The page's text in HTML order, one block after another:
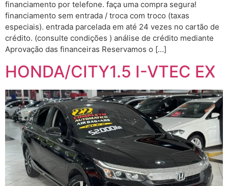
financiamento por telefone. faça uma compra segura!
financiamento sem entrada / troca com troco (taxas
especiais). entrada parcelada em até 24 vezes no cartão de
crédito. (consulte condições ) análise de crédito mediante
Aprovação das financeiras Reservamos o […]
HONDA/CITY1.5 I-VTEC EX